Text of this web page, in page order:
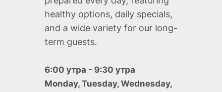
healthy options, daily specials,
and a wide variety for our long-
term guests.
6:00 утра - 9:30 утра
Monday, Tuesday, Wednesday,